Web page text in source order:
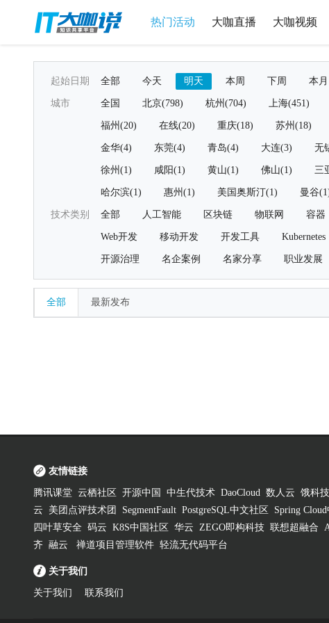
热门活动 大咖直播 大咖视频
起始日期 全部 今天 明天 本周 下周 本月
城市 全国 北京(798) 杭州(704) 上海(451)
福州(20) 在线(20) 重庆(18) 苏州(18)
金华(4) 东莞(4) 青岛(4) 大连(3) 无
徐州(1) 咸阳(1) 黄山(1) 佛山(1) 三
哈尔滨(1) 惠州(1) 美国奥斯汀(1) 曼谷
技术类别 全部 人工智能 区块链 物联网 容器
Web开发 移动开发 开发工具 Kubernetes
开源治理 名企案例 名家分享 职业发展
全部 最新发布
友情链接
腾讯课堂 云栖社区 开源中国 中生代技术 DaoCloud 数人云 饿科技
云
美团点评技术团 SegmentFault PostgreSQL中文社区 Spring
四叶草安全 码云 K8S中国社区 华云 ZEGO即构科技 联想超融合
齐 融云 禅道项目管理软件 轻流无代码平台
关于我们
关于我们 联系我们